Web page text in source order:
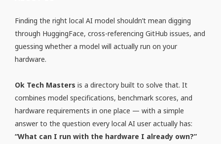
Finding the right local AI model shouldn’t mean digging
through HuggingFace, cross-referencing GitHub issues, and
guessing whether a model will actually run on your
hardware.
Ok Tech Masters is a directory built to solve that. It
combines model specifications, benchmark scores, and
hardware requirements in one place — with a simple
answer to the question every local AI user actually has:
“What can I run with the hardware I already own?”